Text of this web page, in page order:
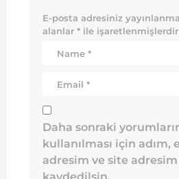
E-posta adresiniz
alanlar * ile işaretlenmişlerdir
Daha sonraki
kullanılması için adım,
adresim ve site adresim